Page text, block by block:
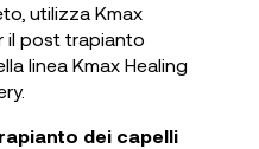
utilizza Kmax
il post trapianto
linea Kmax Healing
dei capelli